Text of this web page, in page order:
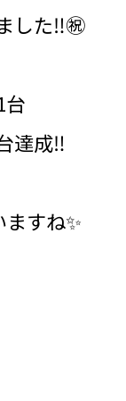
した‼️㊗️
台
達成‼️
すね✨